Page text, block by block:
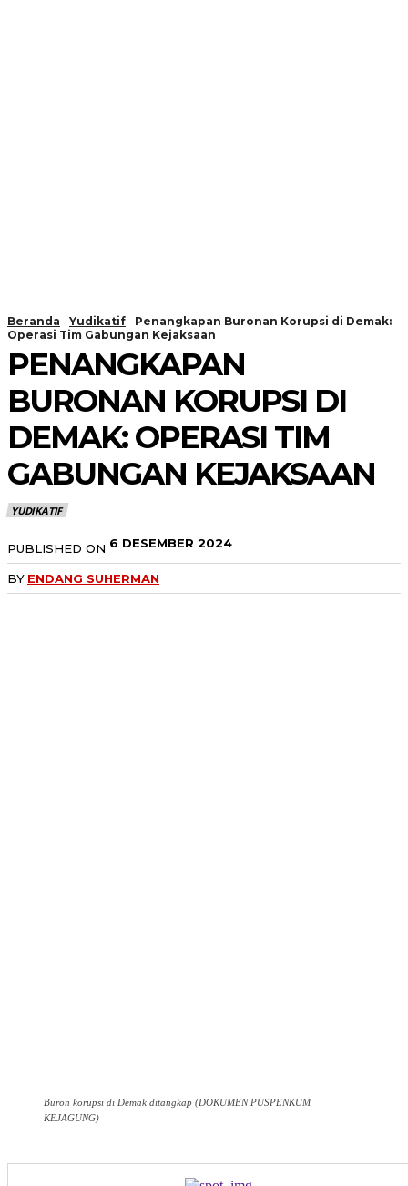
Beranda Yudikatif
Penangkapan Buronan Korupsi di Demak:
Operasi Tim Gabungan Kejaksaan
PENANGKAPAN
BURONAN KORUPSI DI
DEMAK: OPERASI TIM
GABUNGAN KEJAKSAAN
YUDIKATIF
PUBLISHED ON 6 DESEMBER 2024
BY ENDANG SUHERMAN
Buron korupsi di Demak ditangkap (DOKUMEN PUSPENKUM
KEJAGUNG)